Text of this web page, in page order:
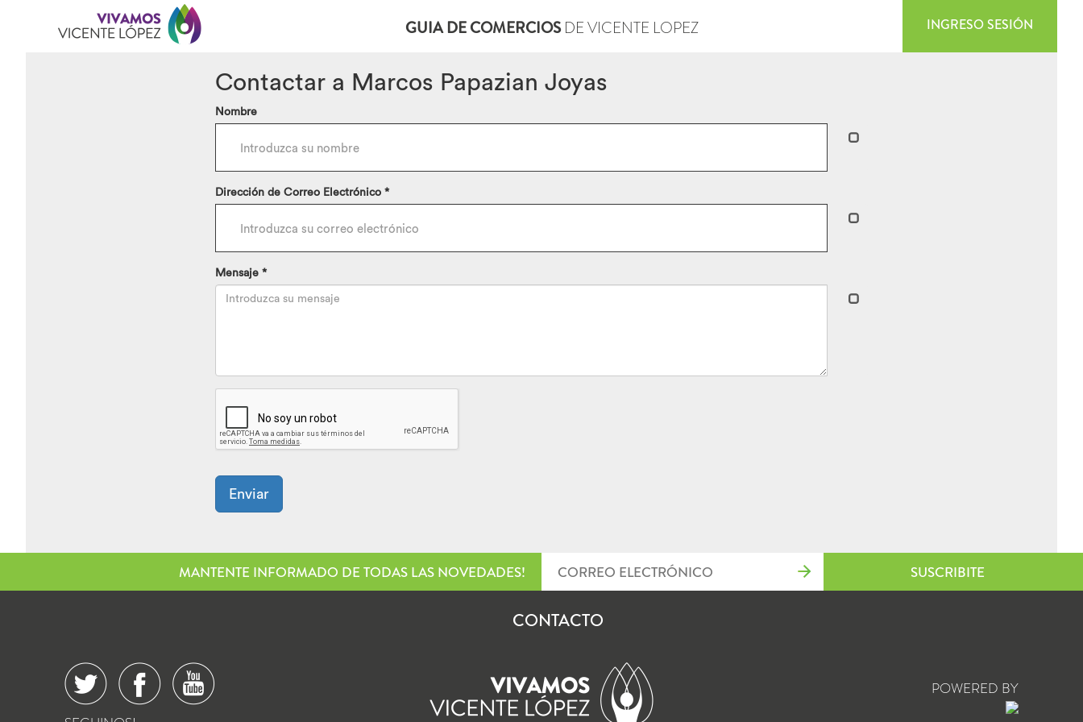
GUIA DE COMERCIOSDE VICENTE LOPEZ INGRESO SESIÓN
Contactar a Marcos Papazian Joyas
Nombre
Dirección de Correo Electrónico *
Mensaje *
Enviar
MANTENTE INFORMADO DE TODAS LAS NOVEDADES! SUSCRIBITE
CONTACTO
POWERED BY